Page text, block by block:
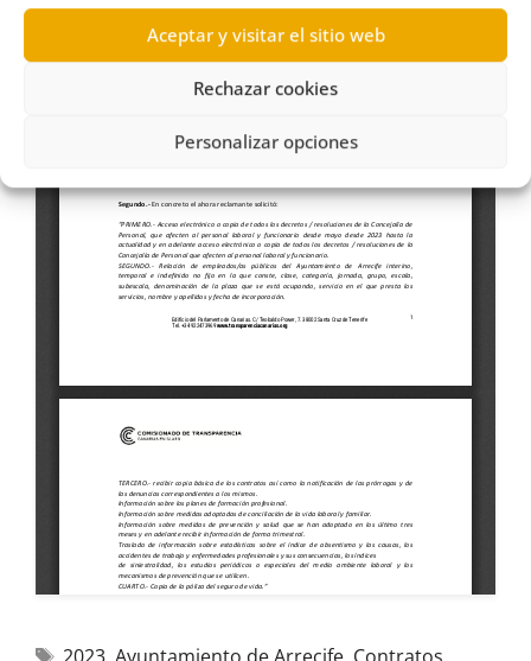
Aceptar y visitar el sitio web
Rechazar cookies
Personalizar opciones